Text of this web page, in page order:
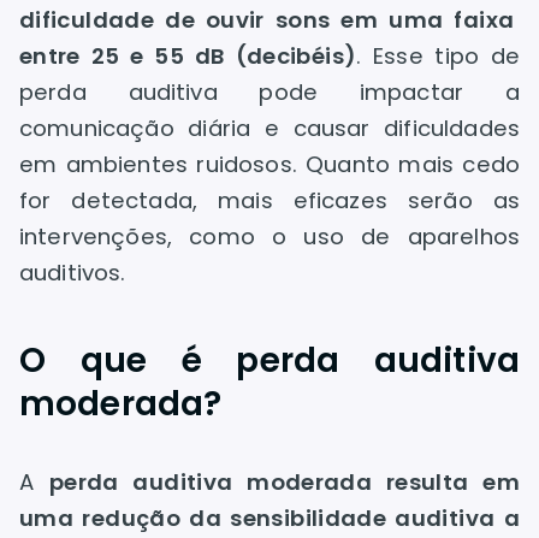
dificuldade de ouvir sons em uma faixa
entre 25 e 55 dB (decibéis). Esse tipo de
perda auditiva pode impactar a
comunicação diária e causar dificuldades
em ambientes ruidosos. Quanto mais cedo
for detectada, mais eficazes serão as
intervenções, como o uso de aparelhos
auditivos.
O que é perda auditiva
moderada?
A perda auditiva moderada resulta em
uma redução da sensibilidade auditiva a